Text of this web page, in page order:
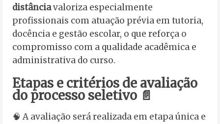
distânciavaloriza especialmente
profissionais com atuação prévia em tutoria,
docência e gestão escolar, o que reforça o
compromisso com a qualidade acadêmica e
administrativa do curso.
Etapas e critérios de avaliação
do processo seletivo 📄
🧠 A avaliação será realizada em etapa única e